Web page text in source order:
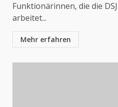
Funktionärinnen, die die
arbeitet...
Mehr erfahren